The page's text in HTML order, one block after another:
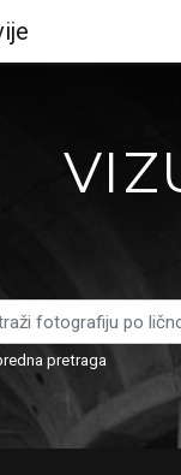
pretraga